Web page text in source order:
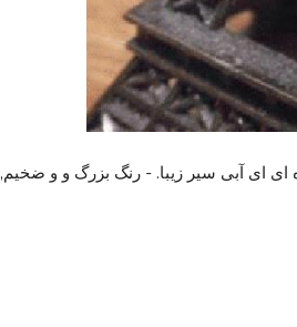
ای ای آبی سیر زیبا. - رنگ بزرگ و و ضخیم,